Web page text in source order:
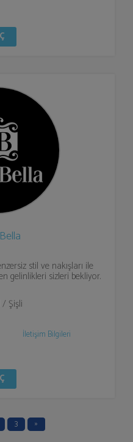
stil ve nakışları ile
gelinlikleri sizleri bekliyor.
Şişli
İletişim Bilgileri
3 »